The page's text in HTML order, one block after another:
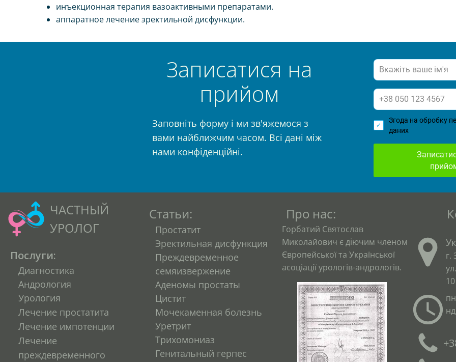
инъекционная терапия вазоактивными препаратами.
аппаратное лечение эректильной дисфункции.
Записатися на
прийом
Заповніть форму і ми зв'яжемося з
вами найближчим часом. Всі дані між
нами конфіденційні.
Згода на обробку
даних
ЧАСТНЫЙ
УРОЛОГ
Послуги:
Диагностика
Андрология
Урология
Лечение простатита
Лечение импотенции
Лечение
преждевременного
Статьи:
Простатит
Эректильная дисфункция
Преждевременное
семяизвержение
Аденомы простаты
Цистит
Мочекаменная болезнь
Уретрит
Трихомониаз
Генитальный герпес
Про нас:
Горбатий Святослав
Миколайович є діючим членом
Європейської та Української
асоціації урологів-андрологів.
г.
10